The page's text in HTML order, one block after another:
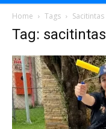
Home Tags Sacitintas
Tag: sacitintas